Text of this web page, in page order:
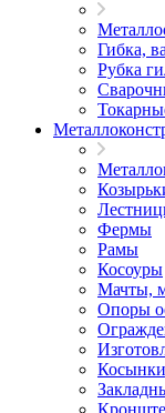
Гибка,
Рубка
Фермы
Рамы
Косоуры
Мачты,
Опоры